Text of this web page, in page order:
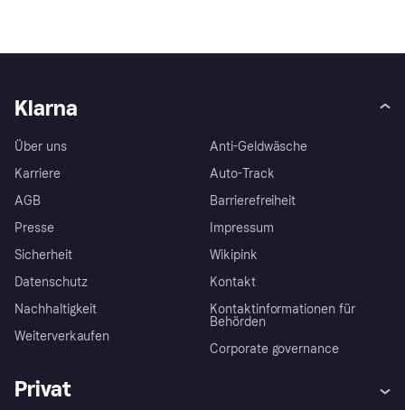
Klarna
Über uns
Karriere
AGB
Presse
Sicherheit
Datenschutz
Nachhaltigkeit
Weiterverkaufen
Anti-Geldwäsche
Auto-Track
Barrierefreiheit
Impressum
Wikipink
Kontakt
Kontaktinformationen für
Behörden
Corporate governance
Privat